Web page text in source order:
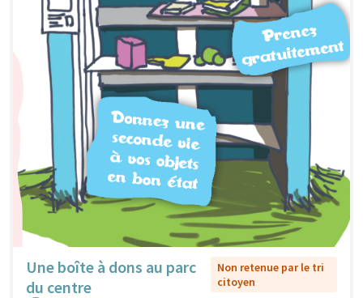
Une boîte à dons au parc
du centre
Non retenue par le tri
citoyen